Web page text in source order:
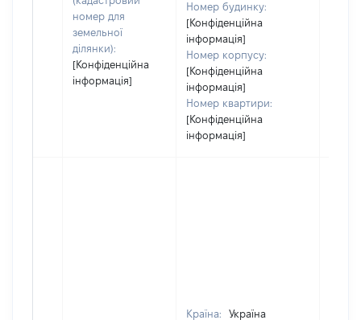
номер для
земельної
ділянки):
[Конфіденційна
інформація]
Номер будинку:
[Конфіденційна
інформація]
Номер корпусу:
[Конфіденційна
інформація]
Номер квартири:
[Конфіденційна
інформація]
Країна:
Україна